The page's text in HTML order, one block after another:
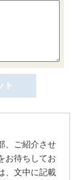
、ご紹介させ
お待ちしてお
、文中に記載